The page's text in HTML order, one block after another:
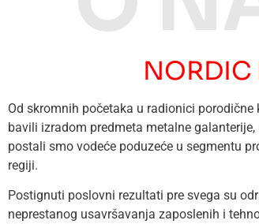
NORDIC
Od skromnih početaka u radionici
bavili izradom predmeta metalne
postali smo vodeće poduzeće u segmentu
regiji.
Postignuti poslovni rezultati pre svega su
neprestanog usavršavanja zaposlenih i